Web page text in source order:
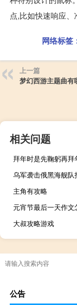
点,比如快速响应、
网络标签
上一篇
梦幻西游主题曲有
相关问题
拜年时是先鞠躬再拜
主角有攻略
元宵节最后一天作文
大叔攻略游戏
公告